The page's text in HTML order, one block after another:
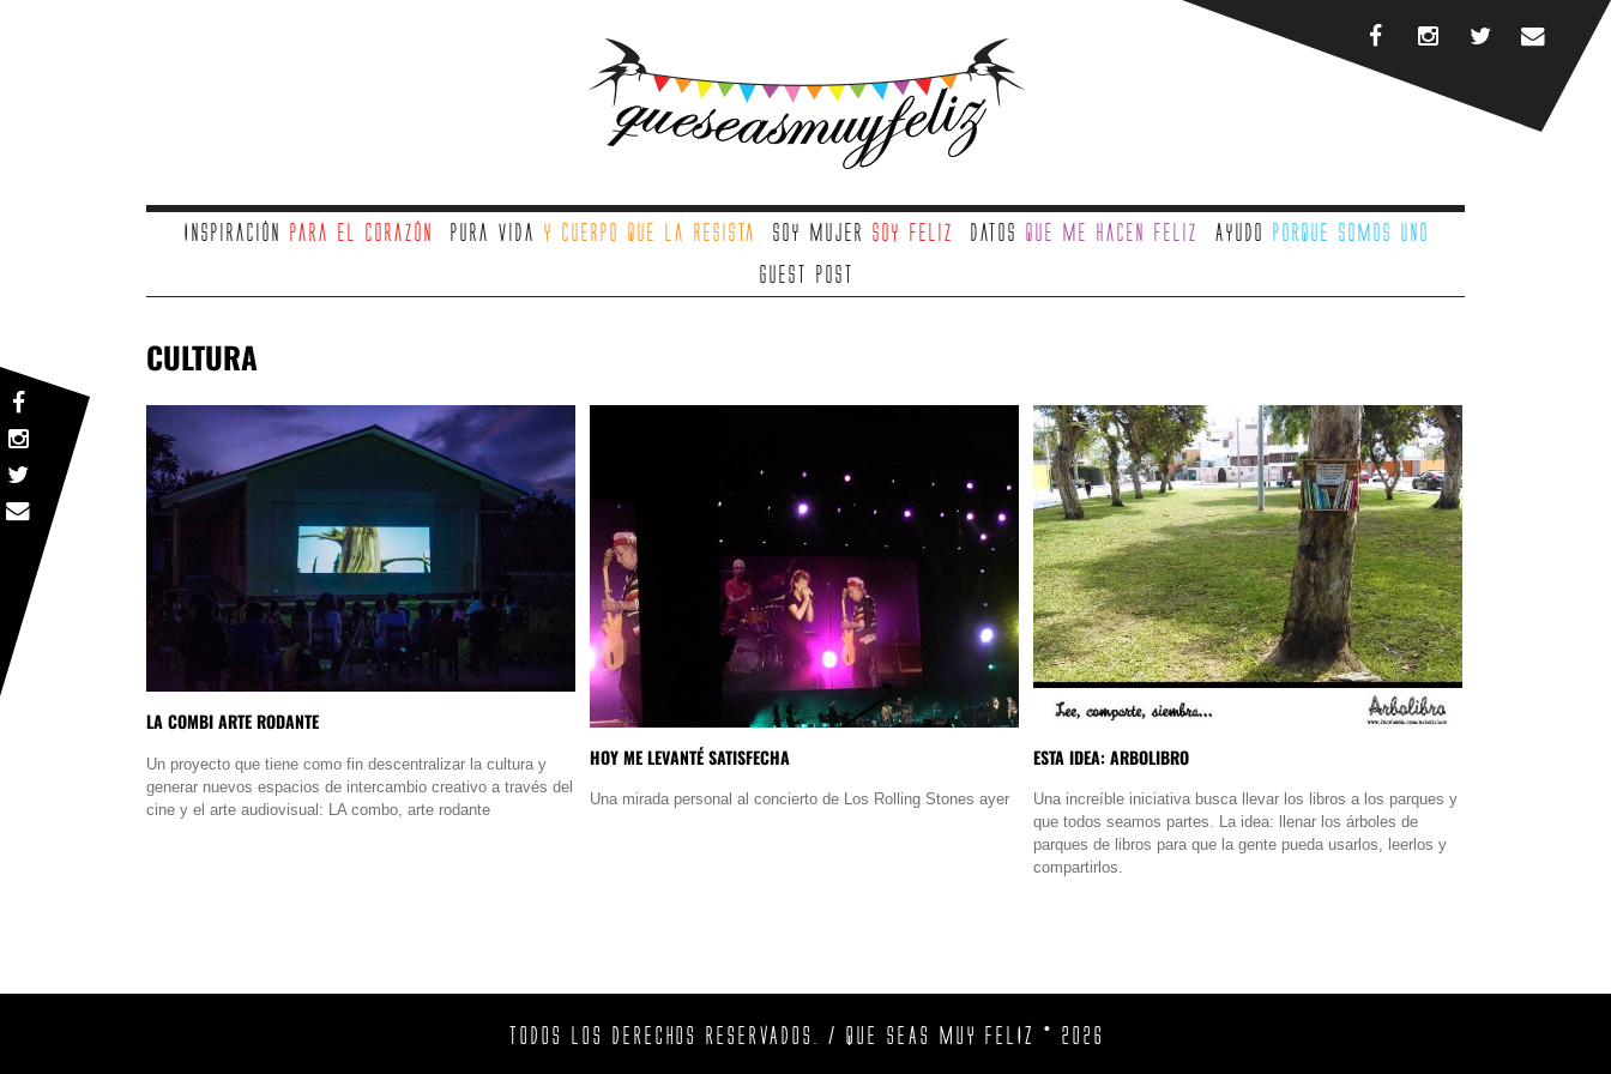
Inspiración para el corazón Pura vida y cuerpo que la resista Soy mujer soy feliz Datos que me hacen feliz Ayudo porque somos uno
Guest Post
CULTURA
LA COMBI ARTE RODANTE
Un proyecto que tiene como fin descentralizar la cultura y
generar nuevos espacios de intercambio creativo a través del
cine y el arte audiovisual: LA combo, arte rodante
HOY ME LEVANTÉ SATISFECHA
Una mirada personal al concierto de Los Rolling Stones ayer
ESTA IDEA: ARBOLIBRO
Una increíble iniciativa busca llevar los libros a los parques y
que todos seamos partes. La idea: llenar los árboles de
parques de libros para que la gente pueda usarlos, leerlos y
compartirlos.
TODOS LOS DERECHOS RESERVADOS. / QUE SEAS MUY FELIZ © 2026